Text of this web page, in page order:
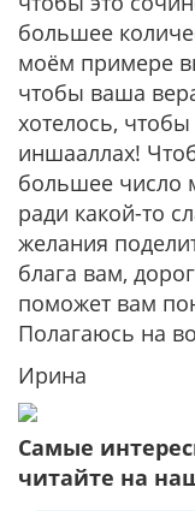
большее
моём примере
чтобы ваша
хотелось, чтобы
иншааллах!
большее число
ради какой-то
желания
блага вам,
поможет вам
Полагаюсь на
Ирина
Самые
читайте на